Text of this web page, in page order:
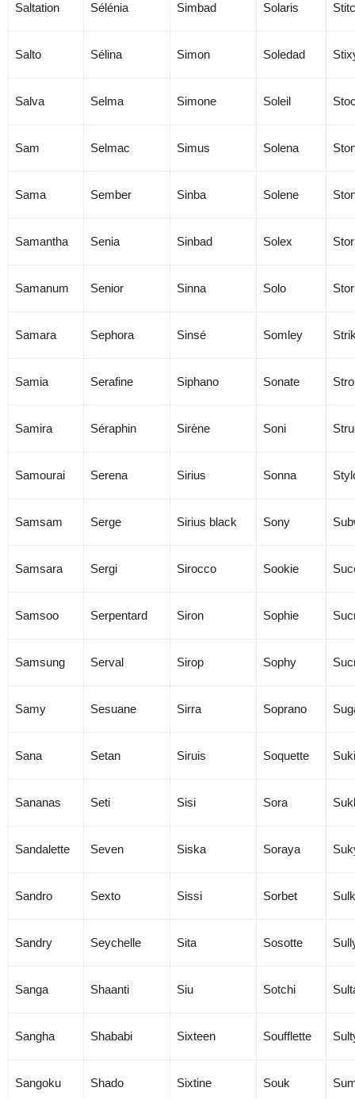
Saltation Sélénia Simbad Solaris
Salto Sélina Simon Soledad
Salva Selma Simone Soleil
Sam Selmac Simus Solena
Sama Sember Sinba Solene
Samantha Senia Sinbad Solex
Samanum Senior Sinna Solo
Samara Sephora Sinsé Somley
Samia Serafine Siphano Sonate
Samira Séraphin Sirène Soni
Samourai Serena Sirius Sonna
Samsam Serge Sirius black Sony
Samsara Sergi Sirocco Sookie
Samsoo Serpentard Siron Sophie
Samsung Serval Sirop Sophy
Samy Sesuane Sirra Soprano
Sana Setan Siruis Soquette Suki
Sananas Seti Sisi Sora
Sandalette Seven Siska Soraya
Sandro Sexto Sissi Sorbet
Sandry Seychelle Sita Sosotte
Sanga Shaanti Siu Sotchi
Sangha Shababi Sixteen Soufflette
Sangoku Shado Sixtine Souk